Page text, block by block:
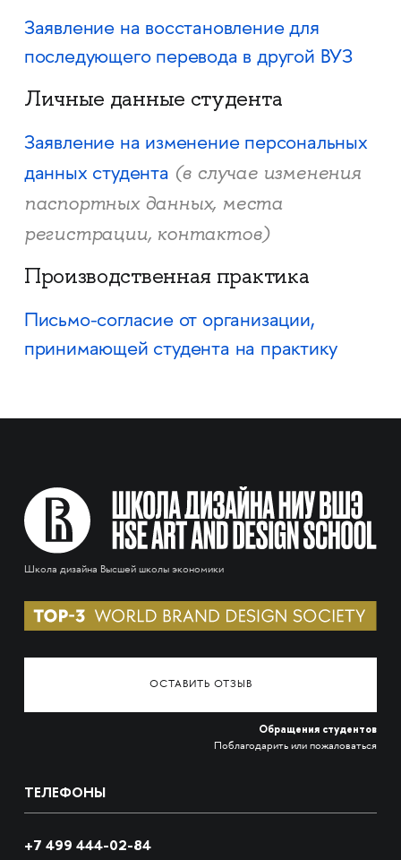
Заявление на восстановление для
последующего перевода в другой ВУЗ
Личные данные студента
Заявление на изменение персональных
данных студента (в случае изменения
паспортных данных, места
регистрации, контактов)
Производственная практика
Письмо-согласие от организации,
принимающей студента на практику
Школа дизайна Высшей школы экономики
ОСТАВИТЬ ОТЗЫВ
Обращения студентов
Поблагодарить или пожаловаться
ТЕЛЕФОНЫ
+7 499 444-02-84